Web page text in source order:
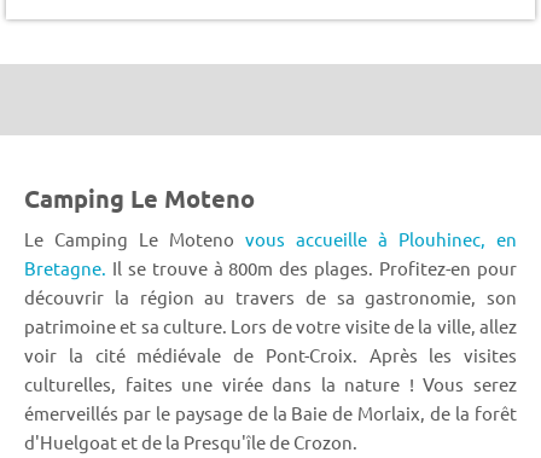
Camping Le Moteno
Le Camping Le Moteno vous accueille à Plouhinec,
en
Bretagne. Il se trouve à 800m des plages. Profitez-en pour
découvrir la région au travers de sa gastronomie, son
patrimoine et sa culture. Lors de votre visite de la ville, allez
voir la cité médiévale de Pont-Croix. Après les visites
culturelles, faites une virée dans la nature ! Vous serez
émerveillés par le paysage de la Baie de Morlaix, de la forêt
d'Huelgoat et de la Presqu'île de Crozon.